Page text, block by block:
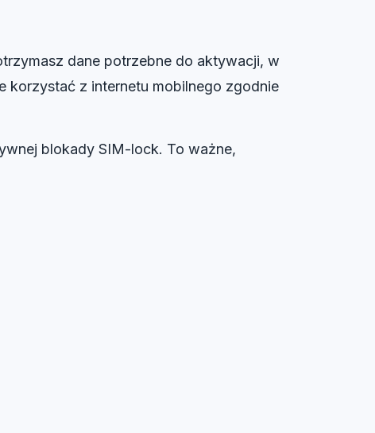
dane potrzebne do aktywacji, w
korzystać z internetu mobilnego zgodnie
blokady SIM-lock. To ważne,